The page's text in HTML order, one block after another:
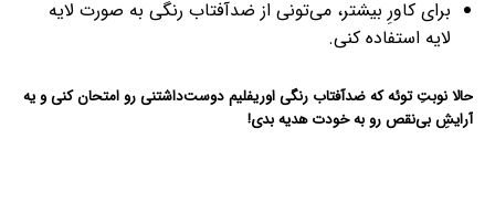
برای کاورِ بیشتر، می‌تونی از ضدآفتاب رنگی به صورت لایه
لایه استفاده کنی.
حالا نوبتِ توئه که ضدآفتاب رنگی اوریفلیم دوست‌داشتنی رو امتحان کنی و یه
آرایشِ بی‌نقص رو به خودت هدیه بدی!